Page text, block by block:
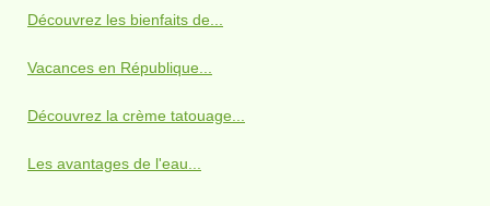
Découvrez les bienfaits de...
Vacances en République...
Découvrez la crème tatouage...
Les avantages de l'eau...